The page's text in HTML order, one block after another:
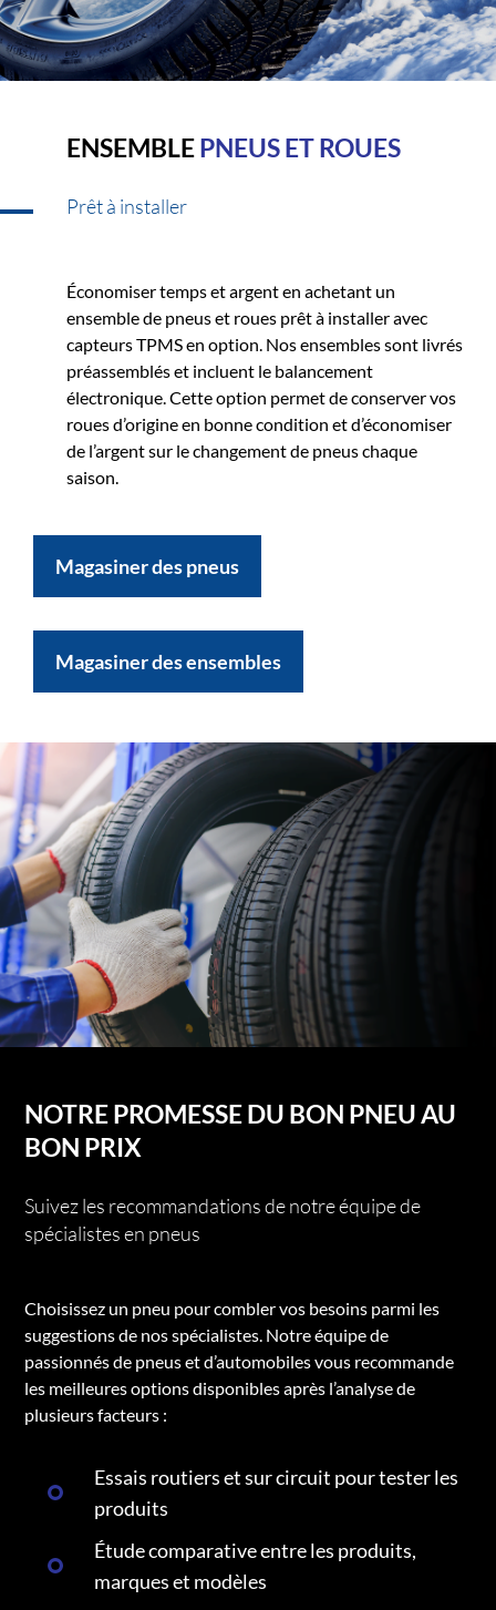
ENSEMBLEPNEUS ET ROUES
Prêt à installer
Économiser temps et argent en achetant un
ensemble de pneus et roues prêt à installer avec
capteurs TPMS en option. Nos ensembles sont livrés
préassemblés et incluent le balancement
électronique. Cette option permet de conserver vos
roues d’origine en bonne condition et d’économiser
de l’argent sur le changement de pneus chaque
saison.
Magasiner des pneus
Magasiner des ensembles
NOTRE PROMESSE DU BON PNEU AU
BON PRIX
Suivez les recommandations de notre équipe de
spécialistes en pneus
Choisissez un pneu pour combler vos besoins parmi les
suggestions de nos spécialistes. Notre équipe de
passionnés de pneus et d’automobiles vous recommande
les meilleures options disponibles après l’analyse de
plusieurs facteurs :
Essais routiers et sur circuit pour tester les
produits
Étude comparative entre les produits,
marques et modèles